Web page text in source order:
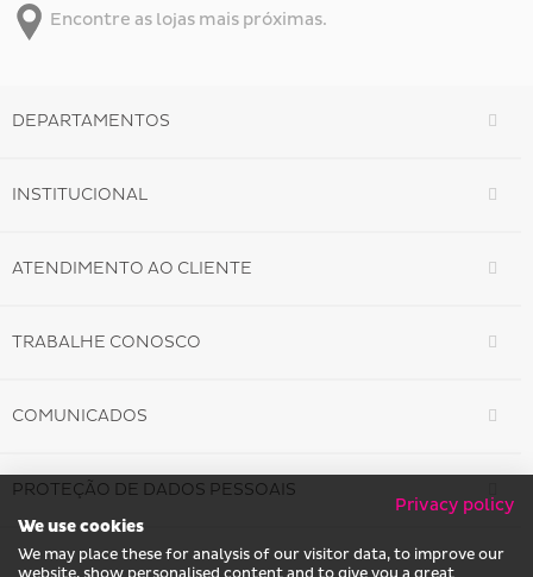
Encontre as lojas mais próximas.
DEPARTAMENTOS
INSTITUCIONAL
ATENDIMENTO AO CLIENTE
TRABALHE CONOSCO
COMUNICADOS
PROTEÇÃO DE DADOS PESSOAIS
Privacy policy
We use cookies
We may place these for analysis of our visitor data, to improve our